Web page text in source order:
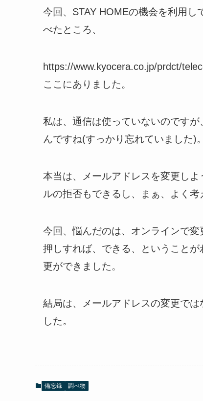
今回、STAY HOMEの機会を利用し
べたところ、
https://www.kyocera.co.jp/prdct/
ここにありました。
私は、通信は使っていないのです
んですね(すっかり忘れていました)。
本当は、メールアドレスを変更し
ルの拒否もできるし、まぁ、よく
今回、悩んだのは、オンラインで
押しすれば、できる、ということ
更ができました。
結局は、メールアドレスの変更で
した。
備忘録 調べ物